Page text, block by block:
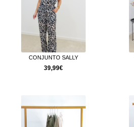
CONJUNTO SALLY
39,99€